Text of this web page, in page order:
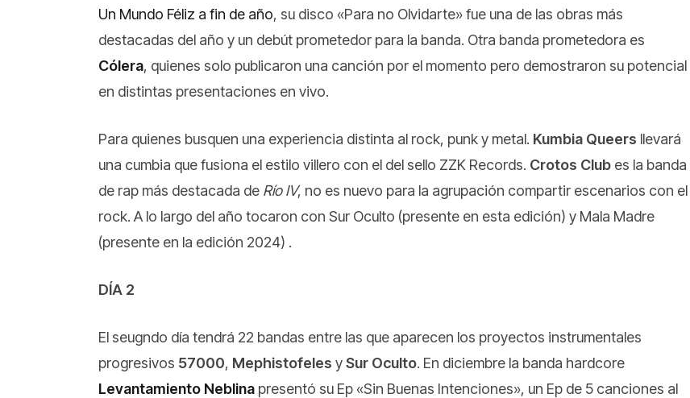
Un Mundo Féliz a fin de año, su disco «Para no Olvidarte» fue una de las obras más
destacadas del año y un debút prometedor para la banda. Otra banda prometedora es
Cólera, quienes solo publicaron una canción por el momento pero demostraron su potencial
en distintas presentaciones en vivo.
Para quienes busquen una experiencia distinta al rock, punk y metal. Kumbia Queers llevará
una cumbia que fusiona el estilo villero con el del sello ZZK Records. Crotos Club es la banda
de rap más destacada de Río IV, no es nuevo para la agrupación compartir escenarios con el
rock. A lo largo del año tocaron con Sur Oculto (presente en esta edición) y Mala Madre
(presente en la edición 2024) .
DÍA 2
El seugndo día tendrá 22 bandas entre las que aparecen los proyectos instrumentales
progresivos 57000, Mephistofeles ySur Oculto. En diciembre la banda hardcore
Levantamiento Neblina presentó su Ep «Sin Buenas Intenciones», un Ep de 5 canciones al